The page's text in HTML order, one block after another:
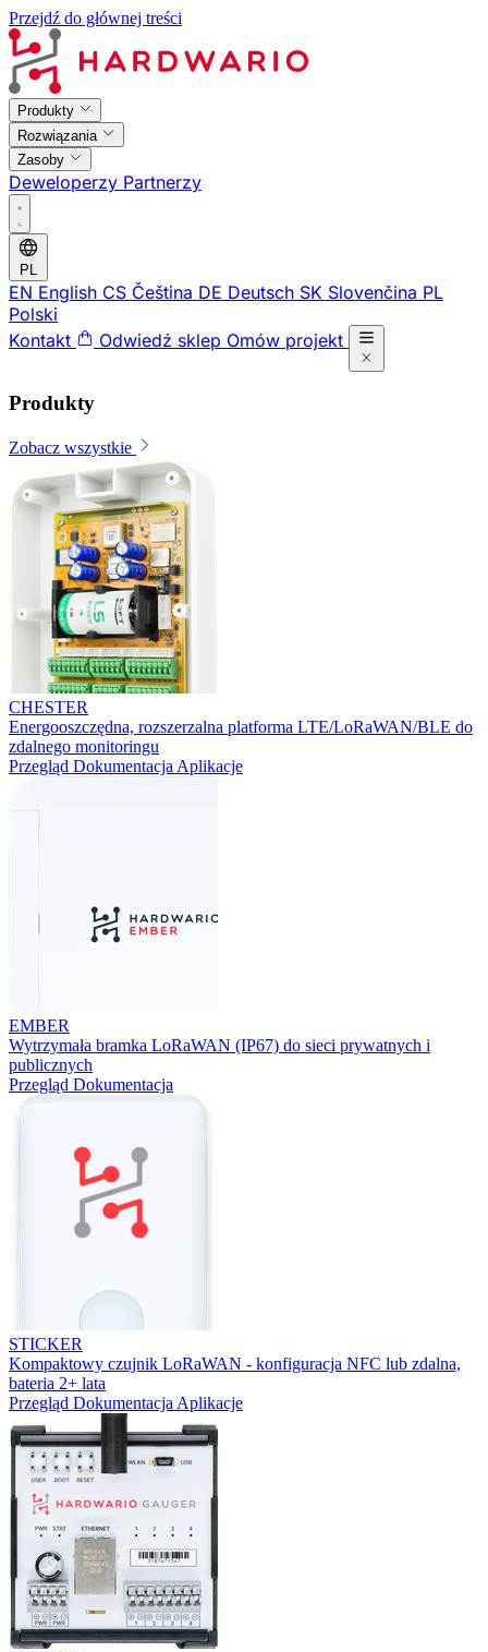
Przejdź do głównej treści
Produkty
Rozwiązania
Zasoby
Deweloperzy Partnerzy
PL
EN English CS Čeština DE Deutsch SK Slovenčina PL
Polski
Kontakt
Odwiedź sklep Omów projekt
Produkty
Zobacz wszystkie
CHESTER
Energooszczędna, rozszerzalna platforma LTE/LoRaWAN/BLE do
zdalnego monitoringu
Przegląd Dokumentacja Aplikacje
EMBER
Wytrzymała bramka LoRaWAN (IP67) do sieci prywatnych i
publicznych
Przegląd Dokumentacja
STICKER
Kompaktowy czujnik LoRaWAN - konfiguracja NFC lub zdalna,
bateria 2+ lata
Przegląd Dokumentacja Aplikacje